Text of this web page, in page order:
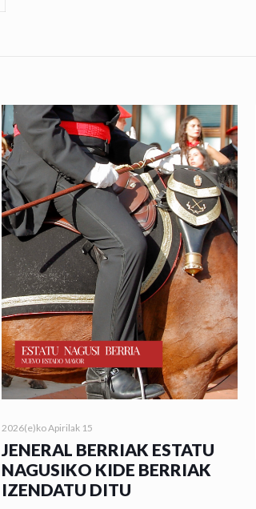
2026(e)ko Apirilak 15
JENERAL BERRIAK ESTATU
NAGUSIKO KIDE BERRIAK
IZENDATU DITU